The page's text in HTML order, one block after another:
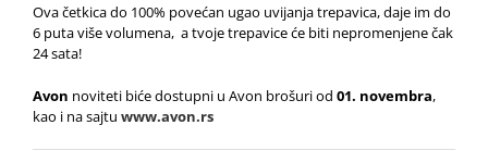
Ova četkica do 100% povećan ugao uvijanja trepavica, daje im do
6 puta više volumena, a tvoje trepavice će biti nepromenjene čak
24 sata!
Avon noviteti biće dostupni u Avon brošuri od 01. novembra,
kao i na sajtu www.avon.rs